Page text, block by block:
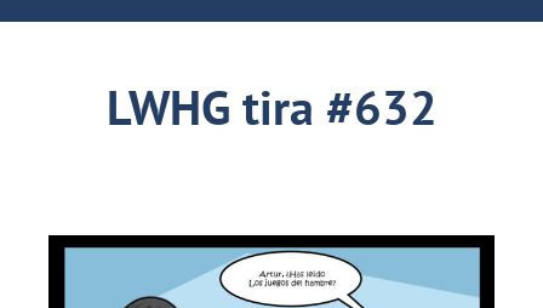
LWHG tira #632